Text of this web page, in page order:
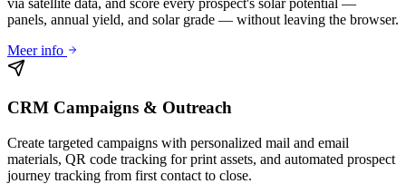
via satellite data, and score every prospect's solar potential —
panels, annual yield, and solar grade — without leaving the browser.
Meer info
CRM Campaigns & Outreach
Create targeted campaigns with personalized mail and email
materials, QR code tracking for print assets, and automated prospect
journey tracking from first contact to close.